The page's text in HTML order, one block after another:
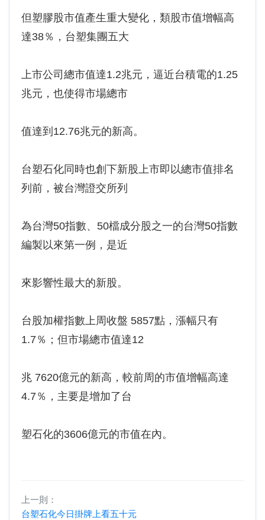
但塑膠股市值產生重大變化，類股市值增幅高
達38％，台塑集團五大
上市公司總市值達1.2兆元，逼近台積電的1.25
兆元，也使得市場總市
值達到12.76兆元的新高。
台塑石化同時也創下新股上市即以總市值排名
列前，被台灣證交所列
為台灣50指數、50檔成分股之一的台灣50指數
編製以來第一例，是近
來影響性最大的新股。
台股加權指數上周收盤 5857點，漲幅只有
1.7％；但市場總市值達12
兆 7620億元的新高，較前周的市值增幅高達
4.7％，主要是增加了台
塑石化的3606億元的市值在內。
上一則：
台塑石化今日掛牌上看五十元